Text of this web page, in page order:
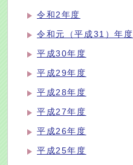
令和2年度
令和元（平成31）年度
平成30年度
平成29年度
平成28年度
平成27年度
平成26年度
平成25年度